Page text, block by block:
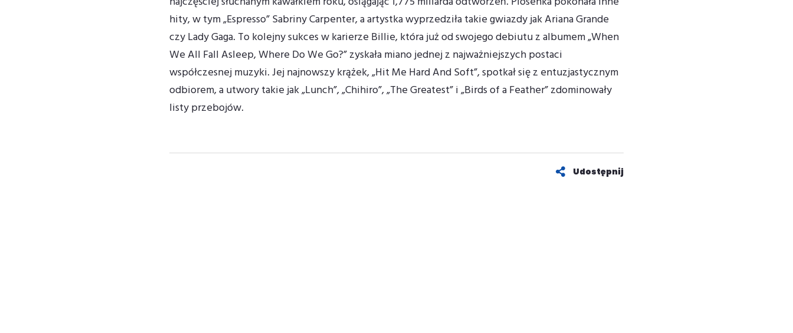
hity, w tym „Espresso” Sabriny Carpenter, a artystka wyprzedziła takie gwiazdy jak Ariana Grande
czy Lady Gaga. To kolejny sukces w karierze Billie, która już od swojego debiutu z albumem „When
We All Fall Asleep, Where Do We Go?” zyskała miano jednej z najważniejszych postaci
współczesnej muzyki. Jej najnowszy krążek, „Hit Me Hard And Soft”, spotkał się z entuzjastycznym
odbiorem, a utwory takie jak „Lunch”, „Chihiro”, „The Greatest” i „Birds of a Feather” zdominowały
listy przebojów.
Udostępnij